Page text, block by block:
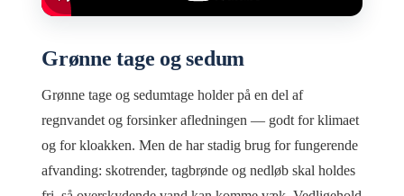
Grønne tage og sedum
Grønne tage og sedumtage holder på en del af
regnvandet og forsinker afledningen — godt for klimaet
og for kloakken. Men de har stadig brug for fungerende
afvanding: skotrender, tagbrønde og nedløb skal holdes